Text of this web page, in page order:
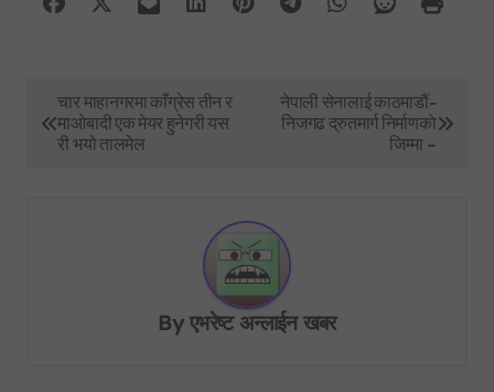
o
चार माहानगरमा काँग्रेस तीन र
माओबादी एक मेयर हुनेगरी यस
री भयो तालमेल
नेपाली सेनालाई काठमाडौं-
निजगढ द्रुतमार्ग निर्माणकाे
जिम्मा –
Byएभरेष्ट अन्लाईन खबर